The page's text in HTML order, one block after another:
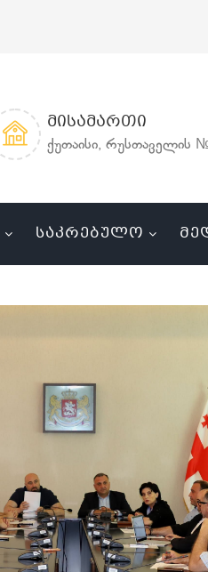
ᲛᲘᲡᲐᲛᲐᲠᲗᲘ
ქუთაისი, რუსთაველის
ᲡᲐᲙᲠᲔᲑᲣᲚᲝ